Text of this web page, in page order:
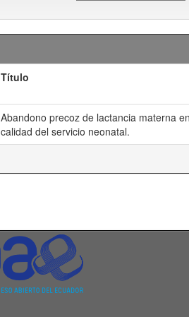
Título
Abandono precoz de lactancia materna
calidad del servicio neonatal.